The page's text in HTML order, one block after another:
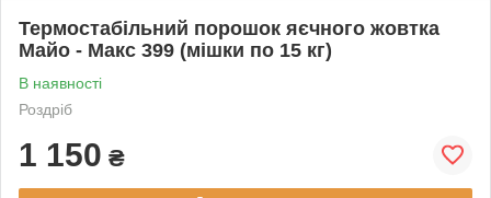
Термостабільний порошок яєчного жовтка
Майо - Макс 399 (мішки по 15 кг)
В наявності
Роздріб
1 150 ₴